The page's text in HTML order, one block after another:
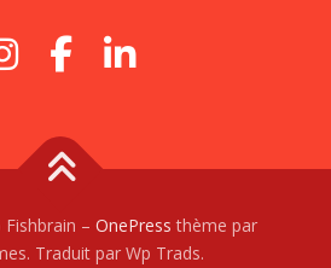
– OnePress thème par
Traduit par Wp Trads.